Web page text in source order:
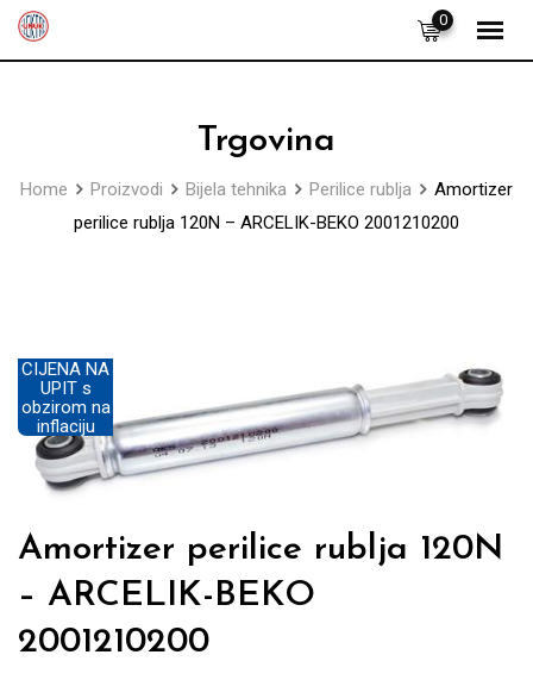
Skip
0
Trgovina
Home Proizvodi Bijela tehnika Perilice rublja
Amortizer
perilice rublja 120N – ARCELIK-BEKO 2001210200
CIJENA NA
UPIT s
obzirom na
inflaciju
Amortizer perilice rublja 120N
– ARCELIK-BEKO
2001210200